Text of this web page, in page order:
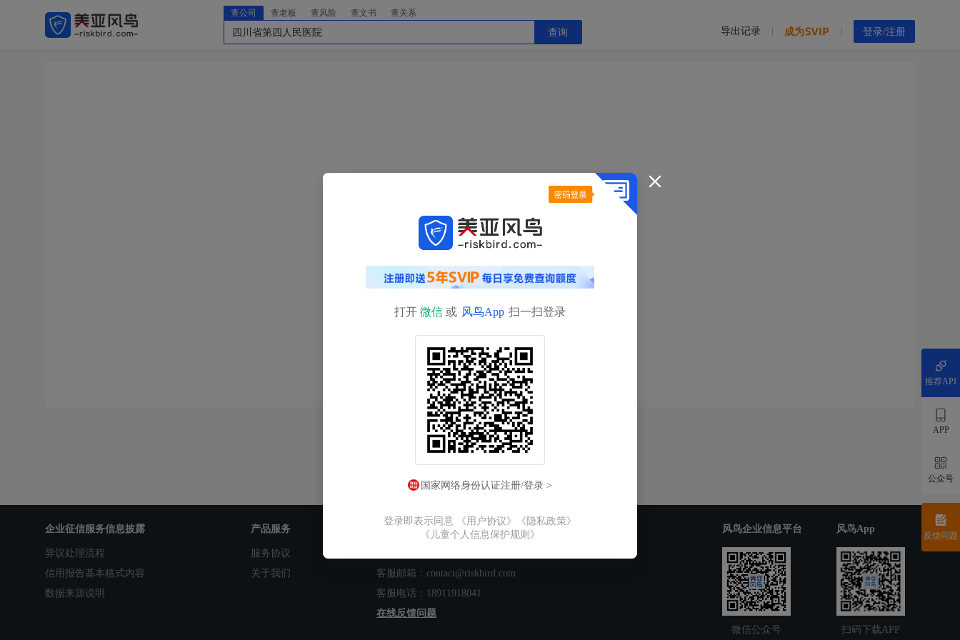
查公司 查老板 查风险 查文书 查关系
查询 导出记录 成为 登录/注册
明日0点自动恢复查询额度
如需立即查询，请充值获取更多查询额度>>
企业征信服务信息披露
异议处理流程
信用报告基本格式内容
数据来源说明
产品服务
服务协议
关于我们
联系我们
客服邮箱：contact@riskbird.com
客服电话：18911918041
在线反馈问题
风鸟企业信息平台
微信公众号
风鸟App
扫码下载APP
推荐API
APP
公众号
反馈问题
打开 微信 或 风鸟App 扫一扫登录
国家网络身份认证注册/登录 >
登录即表示同意 《用户协议》
《隐私政策》
《儿童个人信息保护规则》